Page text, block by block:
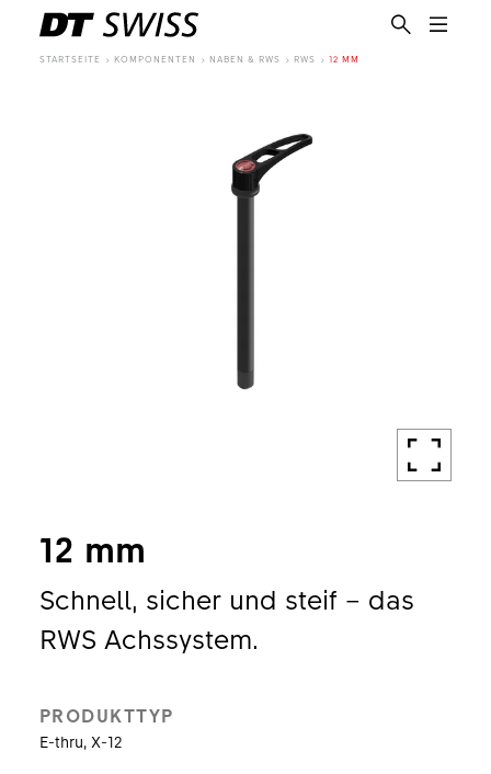
STARTSEITE KOMPONENTEN NABEN & RWS RWS 12 MM
12 mm
Schnell, sicher und steif – das
RWS Achssystem.
PRODUKTTYP
E-thru, X-12